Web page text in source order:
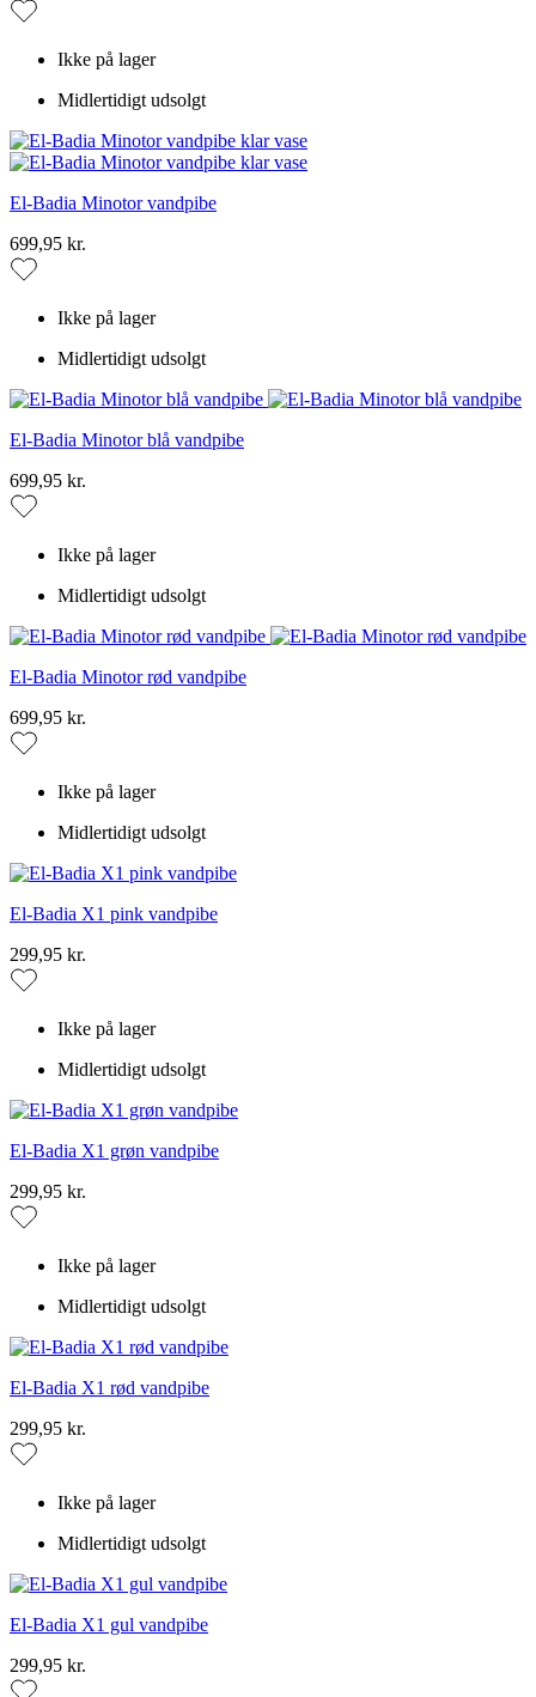
Ikke på lager
Midlertidigt udsolgt
El-Badia Minotor vandpibe
699,95 kr.
Ikke på lager
Midlertidigt udsolgt
El-Badia Minotor blå vandpibe
699,95 kr.
Ikke på lager
Midlertidigt udsolgt
El-Badia Minotor rød vandpibe
699,95 kr.
Ikke på lager
Midlertidigt udsolgt
El-Badia X1 pink vandpibe
299,95 kr.
Ikke på lager
Midlertidigt udsolgt
El-Badia X1 grøn vandpibe
299,95 kr.
Ikke på lager
Midlertidigt udsolgt
El-Badia X1 rød vandpibe
299,95 kr.
Ikke på lager
Midlertidigt udsolgt
El-Badia X1 gul vandpibe
299,95 kr.